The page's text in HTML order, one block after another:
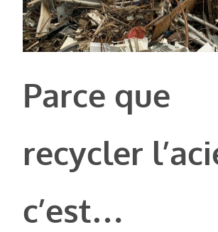
Parce que
recycler
c’est…